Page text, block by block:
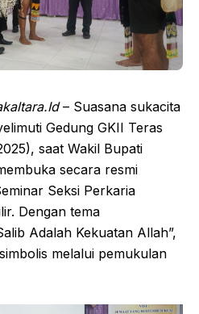
– Suasana sukacita
Gedung GKII Teras
saat Wakil Bupati
secara resmi
Seksi Perkaria
Dengan tema
Adalah Kekuatan Allah”,
melalui pemukulan